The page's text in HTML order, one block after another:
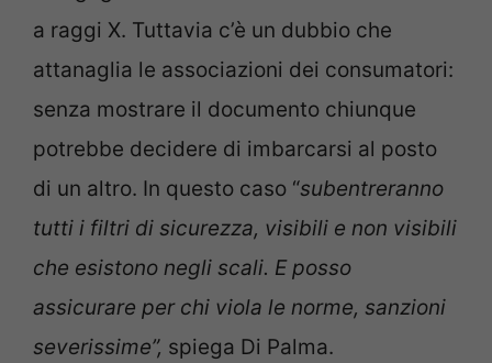
a raggi X. Tuttavia c’è un dubbio che
attanaglia le associazioni dei consumatori:
senza mostrare il documento chiunque
potrebbe decidere di imbarcarsi al posto
di un altro. In questo caso “subentreranno
tutti i filtri di sicurezza, visibili e non visibili
che esistono negli scali. E posso
assicurare per chi viola le norme, sanzioni
severissime”, spiega Di Palma.